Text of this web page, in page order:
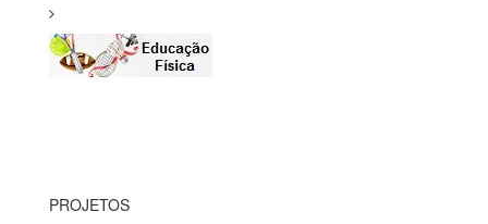
PROJETOS